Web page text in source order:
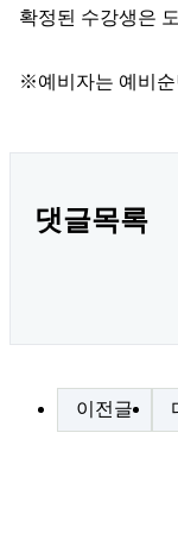
확정된 수강생은
※예비자는 예비순
댓글목록
이전글